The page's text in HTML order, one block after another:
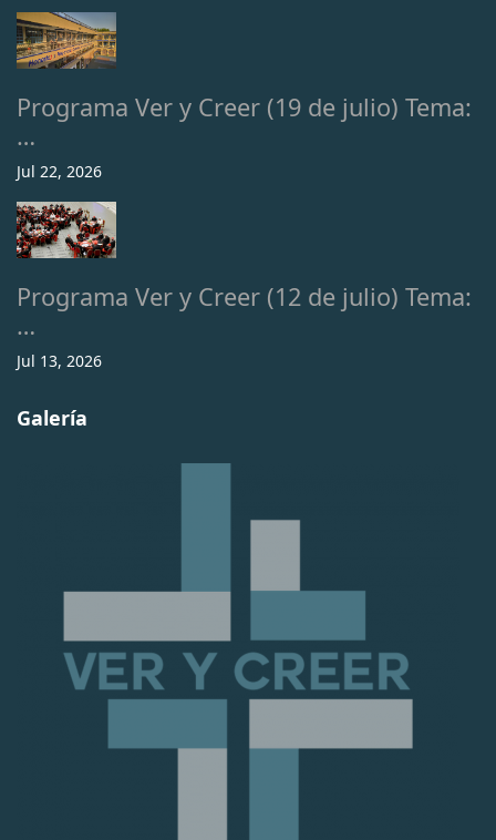
Programa Ver y Creer (19 de julio) Tema:
…
Jul 22, 2026
Programa Ver y Creer (12 de julio) Tema:
…
Jul 13, 2026
Galería